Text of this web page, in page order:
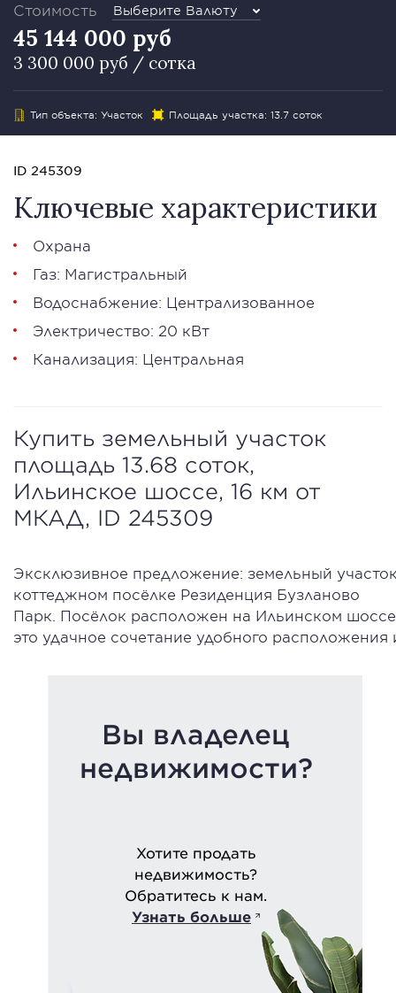
Стоимость Выберите Валюту
45 144 000 руб
3 300 000 руб / сотка
Тип объекта: Участок Площадь участка: 13.7 соток
ID 245309
Ключевые характеристики
Охрана
Газ: Магистральный
Водоснабжение: Централизованное
Электричество: 20 кВт
Канализация: Центральная
Купить земельный участок
площадь 13.68 соток,
Ильинское шоссе, 16 км от
МКАД, ID 245309
Эксклюзивное предложение: земельный
коттеджном посёлке Резиденция Бузланово
Парк. Посёлок расположен на Ильинском
это удачное сочетание удобного
Вы владелец
недвижимости?
Хотите продать
недвижимость?
Обратитесь к нам.
Узнать больше